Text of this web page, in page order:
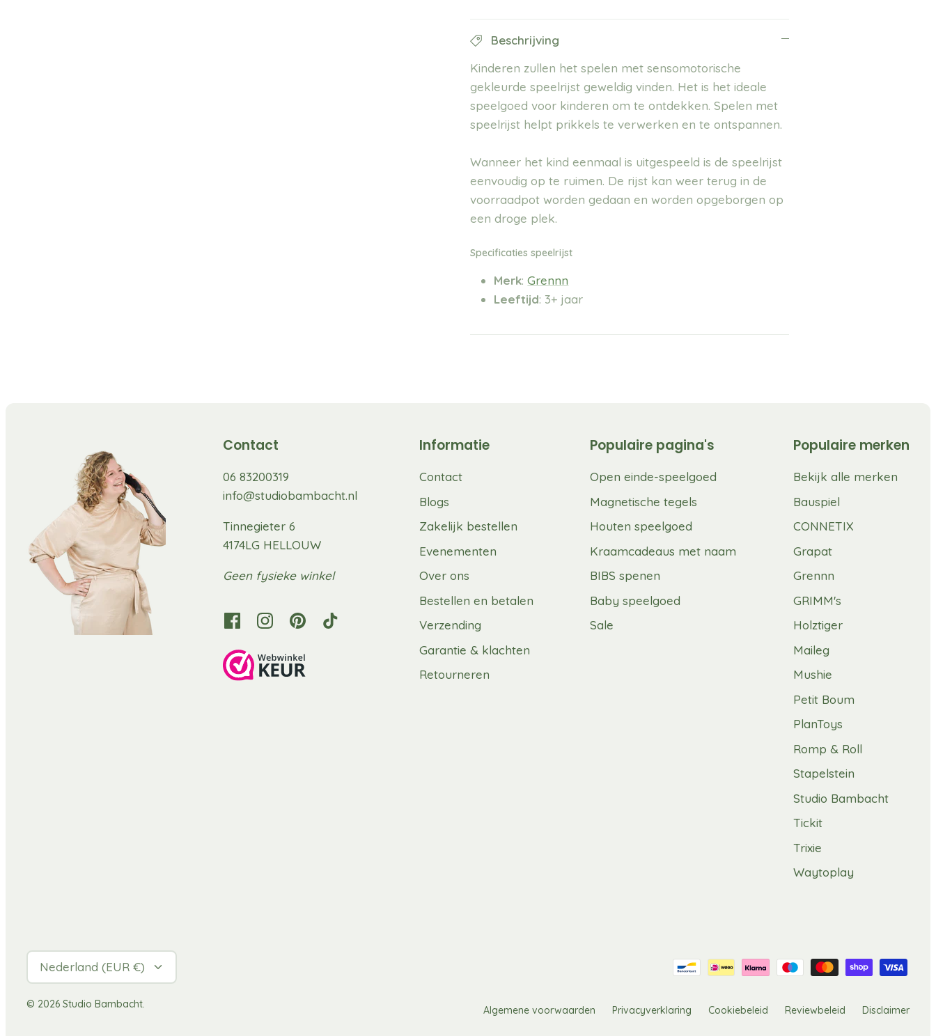
Beschrijving
Kinderen zullen het spelen met sensomotorische
gekleurde speelrijst geweldig vinden. Het is het ideale
speelgoed voor kinderen om te ontdekken. Spelen met
speelrijst helpt prikkels te verwerken en te ontspannen.
Wanneer het kind eenmaal is uitgespeeld is de speelrijst
eenvoudig op te ruimen. De rijst kan weer terug in de
voorraadpot worden gedaan en worden opgeborgen op
een droge plek.
Specificatiesspeelrijst
Merk:Grennn
Leeftijd: 3+ jaar
Contact
06 83200319
info@studiobambacht.nl
Tinnegieter 6
4174LG HELLOUW
Geen fysieke winkel
Informatie
Contact
Blogs
Zakelijk bestellen
Evenementen
Over ons
Bestellen en betalen
Verzending
Garantie & klachten
Retourneren
Populaire pagina's
Open einde-speelgoed
Magnetische tegels
Houten speelgoed
Kraamcadeaus met naam
BIBS spenen
Baby speelgoed
Sale
Populaire merken
Bekijk alle merken
Bauspiel
CONNETIX
Grapat
Grennn
GRIMM's
Holztiger
Maileg
Mushie
Petit Boum
PlanToys
Romp & Roll
Stapelstein
Studio Bambacht
Tickit
Trixie
Waytoplay
Algemene voorwaarden Privacyverklaring Cookiebeleid Reviewbeleid Disclaimer
Valuta
Nederland (EUR €)
© 2026 Studio Bambacht.